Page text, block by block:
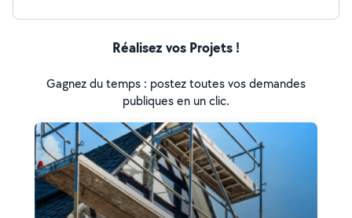
bonnes mains
Réalisez vos Projets !
Gagnez du temps : postez toutes vos demandes
publiques en un clic.